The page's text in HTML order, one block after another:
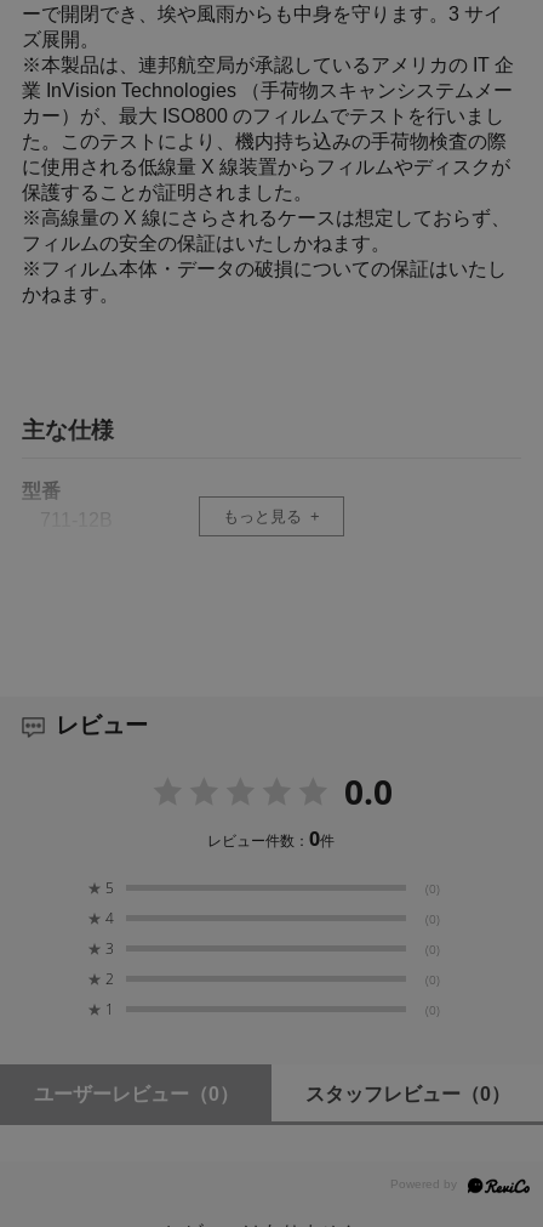
ーで開閉でき、埃や風雨からも中身を守ります。3 サイ
ズ展開。
※本製品は、連邦航空局が承認しているアメリカの IT 企
業 InVision Technologies （手荷物スキャンシステムメー
カー）が、最大 ISO800 のフィルムでテストを行いまし
た。このテストにより、機内持ち込みの手荷物検査の際
に使用される低線量 X 線装置からフィルムやディスクが
保護することが証明されました。
※高線量の X 線にさらされるケースは想定しておらず、
フィルムの安全の保証はいたしかねます。
※フィルム本体・データの破損についての保証はいたし
かねます。
主な仕様
型番
35mmフィルム × 15、またはフィルム付きコンパク
もっと見る
レビュー
0.0
レビュー件数：0件
★ 5 (0)
★ 4 (0)
★ 3 (0)
★ 2 (0)
★ 1 (0)
ユーザーレビュー （0） スタッフレビュー （0）